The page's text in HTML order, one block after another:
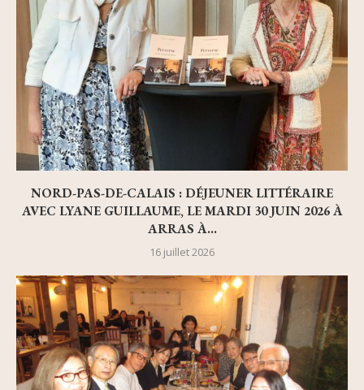
NORD-PAS-DE-CALAIS : DÉJEUNER LITTÉRAIRE
AVEC LYANE GUILLAUME, LE MARDI 30 JUIN 2026 À
ARRAS À...
16 juillet 2026